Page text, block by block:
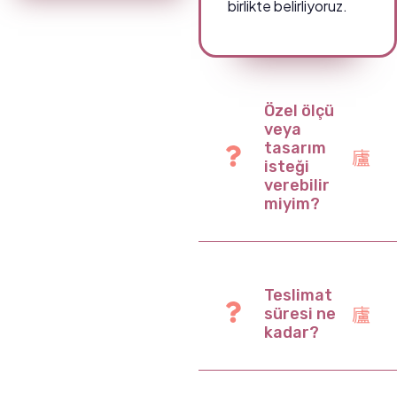
birlikte belirliyoruz.
Özel ölçü
veya
tasarım
isteği
verebilir
miyim?
Teslimat
süresi ne
kadar?